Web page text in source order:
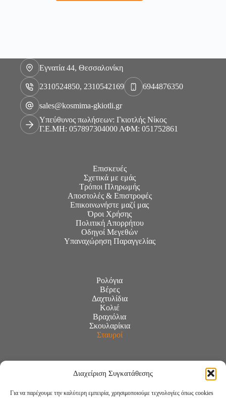
Διαχείριση Συγκατάθεσης
Για να παρέχουμε την καλύτερη εμπειρία, χρησιμοποιούμε τεχνολογίες όπως cookies
Εγνατία 44, Θεσσαλονίκη
2310524850, 2310542169 6944876350
sales@kosmima-gkiotli.gr
Υπεύθυνος πωλήσεων: Γκιοτλής Νίκος
Γ.Ε.ΜΗ: 057897304000 ΑΦΜ: 051752861
Επισκευές
Σχετικά με εμάς
Τρόποι Πληρωμής
Αποστολές & Επιστροφές
Επικοινωνήστε μαζί μας
Όροι Χρήσης
Πολιτική Απορρήτου
Οδηγοί Μεγεθών
Υπαναχώρηση Παραγγελίας
Ρολόγια
Βέρες
Δαχτυλίδια
Κολιέ
Βραχιόλια
Σκουλαρίκια
Σταυροί